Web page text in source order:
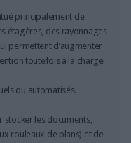
principalement de
étagères, des rayonnages
permettent d’augmenter
toutefois à la charge
ou automatisés.
stocker les documents,
rouleaux de plans) et de